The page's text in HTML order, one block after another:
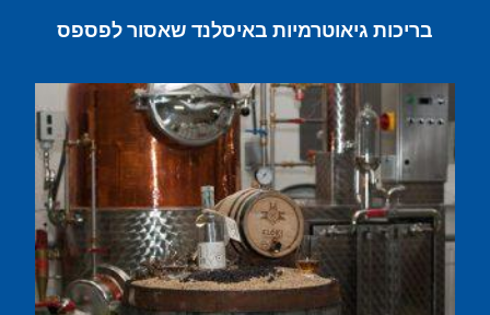
בריכות גיאוטרמיות באיסלנד שאסור לפספס